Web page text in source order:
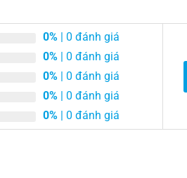
0% | 0 đánh giá
0% | 0 đánh giá
0% | 0 đánh giá
0% | 0 đánh giá
0% | 0 đánh giá